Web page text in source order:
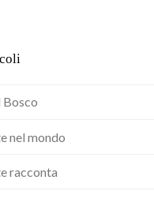
nel mondo
racconta